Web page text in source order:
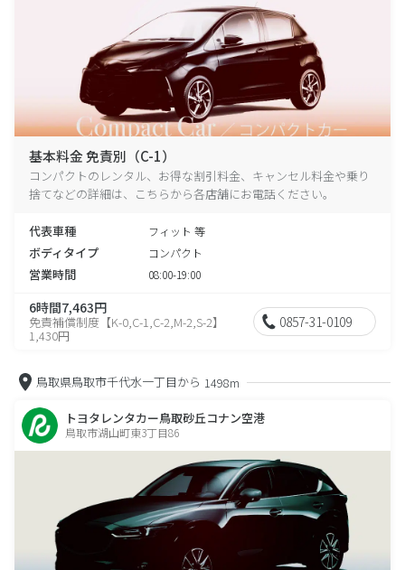
基本料金 免責別（C-1）
コンパクトのレンタル、お得な割引料金、キャンセル料金や乗り
捨てなどの詳細は、こちらから各店舗にお電話ください。
代表車種 フィット 等
ボディタイプ コンパクト
営業時間 08:00-19:00
6時間7,463円
免責補償制度【K-0,C-1,C-2,M-2,S-2】
1,430円
0857-31-0109
鳥取県鳥取市千代水一丁目から 1498m
トヨタレンタカー鳥取砂丘コナン空港
鳥取市湖山町東3丁目86